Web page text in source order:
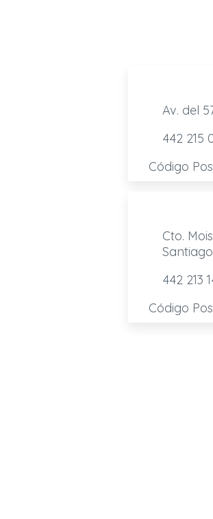
Av. del
442 215
Código
Cto.
442 213
Código